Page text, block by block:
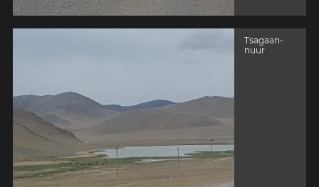
Tsagaan-
nuur